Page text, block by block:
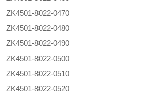
ZK4501-8022-0470
ZK4501-8022-0480
ZK4501-8022-0490
ZK4501-8022-0500
ZK4501-8022-0510
ZK4501-8022-0520